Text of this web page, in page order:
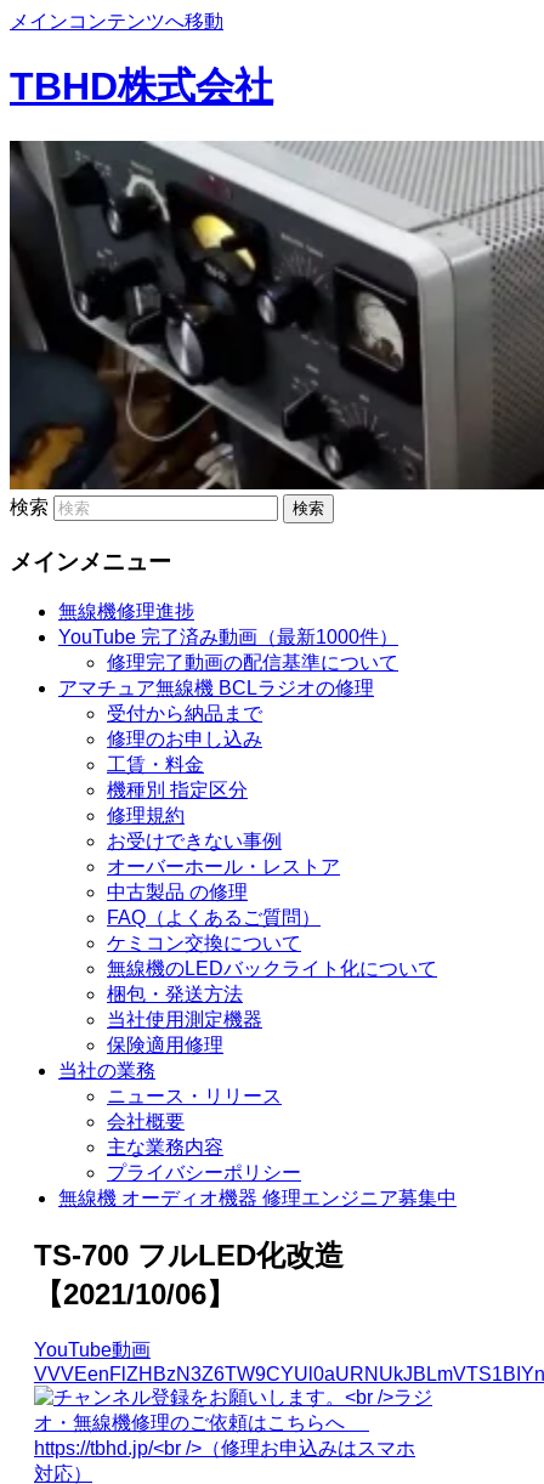
メインコンテンツへ移動
TBHD株式会社
検索
メインメニュー
無線機修理進捗
YouTube 完了済み動画（最新1000件）
修理完了動画の配信基準について
アマチュア無線機 BCLラジオの修理
受付から納品まで
修理のお申し込み
工賃・料金
機種別 指定区分
修理規約
お受けできない事例
オーバーホール・レストア
中古製品 の修理
FAQ（よくあるご質問）
ケミコン交換について
無線機のLEDバックライト化について
梱包・発送方法
当社使用測定機器
保険適用修理
当社の業務
ニュース・リリース
会社概要
主な業務内容
プライバシーポリシー
無線機 オーディオ機器 修理エンジニア募集中
TS-700 フルLED化改造
【2021/10/06】
YouTube動画